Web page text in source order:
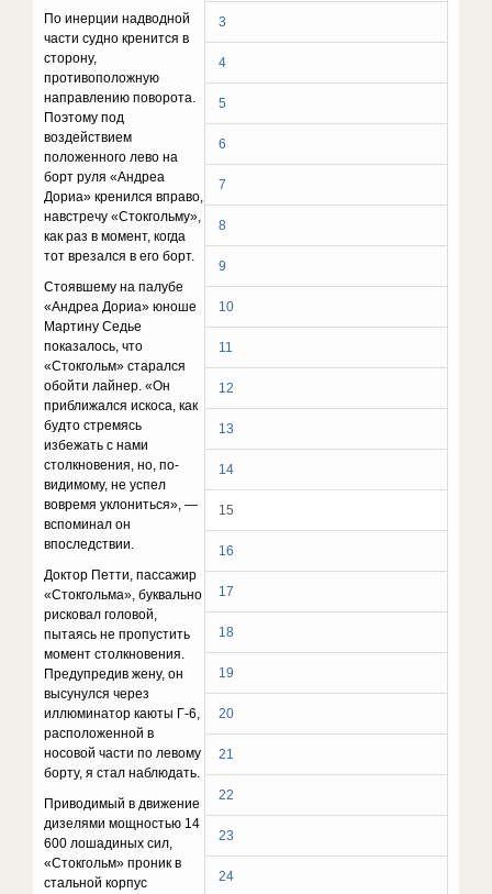
3
4
5
6
7
8
9
10
11
12
13
14
15
16
17
18
19
20
21
22
23
24
По инерции надводной
части судно кренится в
сторону,
противоположную
направлению поворота.
Поэтому под
воздействием
положенного лево на
борт руля «Андреа
Дориа» кренился вправо,
навстречу «Стокгольму»,
как раз в момент, когда
тот врезался в его борт.
Стоявшему на палубе
«Андреа Дориа» юноше
Мартину Седье
показалось, что
«Стокгольм» старался
обойти лайнер. «Он
приближался искоса, как
будто стремясь
избежать с нами
столкновения, но, по-
видимому, не успел
вовремя уклониться», —
вспоминал он
впоследствии.
Доктор Петти, пассажир
«Стокгольма», буквально
рисковал головой,
пытаясь не пропустить
момент столкновения.
Предупредив жену, он
высунулся через
иллюминатор каюты Г-6,
расположенной в
носовой части по левому
борту, я стал наблюдать.
Приводимый в движение
дизелями мощностью 14
600 лошадиных сил,
«Стокгольм» проник в
стальной корпус